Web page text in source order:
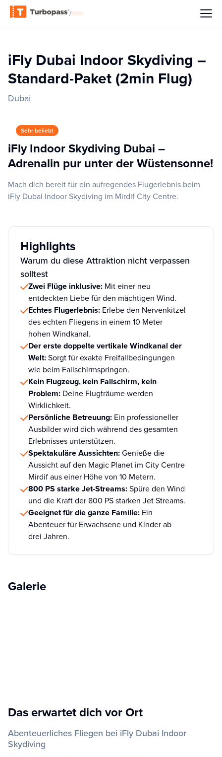
/
iFly Dubai Indoor Skydiving –
Standard-Paket (2min Flug)
Dubai
Sehr beliebt
iFly Indoor Skydiving Dubai –
Adrenalin pur unter der Wüstensonne!
Mach dich bereit für ein aufregendes Flugerlebnis beim
iFly Dubai Indoor Skydiving im Mirdif City Centre.
Highlights
Warum du diese Attraktion nicht verpassen
solltest
Zwei Flüge inklusive: Mit einer neu
entdeckten Liebe für den mächtigen Wind.
Echtes Flugerlebnis: Erlebe den Nervenkitzel
des echten Fliegens in einem 10 Meter
hohen Windkanal.
Der erste doppelte vertikale Windkanal der
Welt:Sorgt für exakte Freifallbedingungen
wie beim Fallschirmspringen.
Kein Flugzeug, kein Fallschirm, kein
Problem: Deine Flugträume werden
Wirklichkeit.
Persönliche Betreuung: Ein professioneller
Ausbilder wird dich während des gesamten
Erlebnisses unterstützen.
Spektakuläre Aussichten:Genieße die
Aussicht auf den Magic Planet im City Centre
Mirdif aus einer Höhe von 10 Metern.
800 PS starke Jet-Streams:Spüre den Wind
und die Kraft der 800 PS starken Jet Streams.
Geeignet für die ganze Familie: Ein
Abenteuer für Erwachsene und Kinder ab
drei Jahren.
Galerie
Das erwartet dich vor Ort
Abenteuerliches Fliegen bei iFly Dubai Indoor
Skydiving